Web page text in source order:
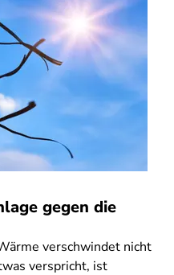
gegen die
verschwindet nicht
verspricht, ist